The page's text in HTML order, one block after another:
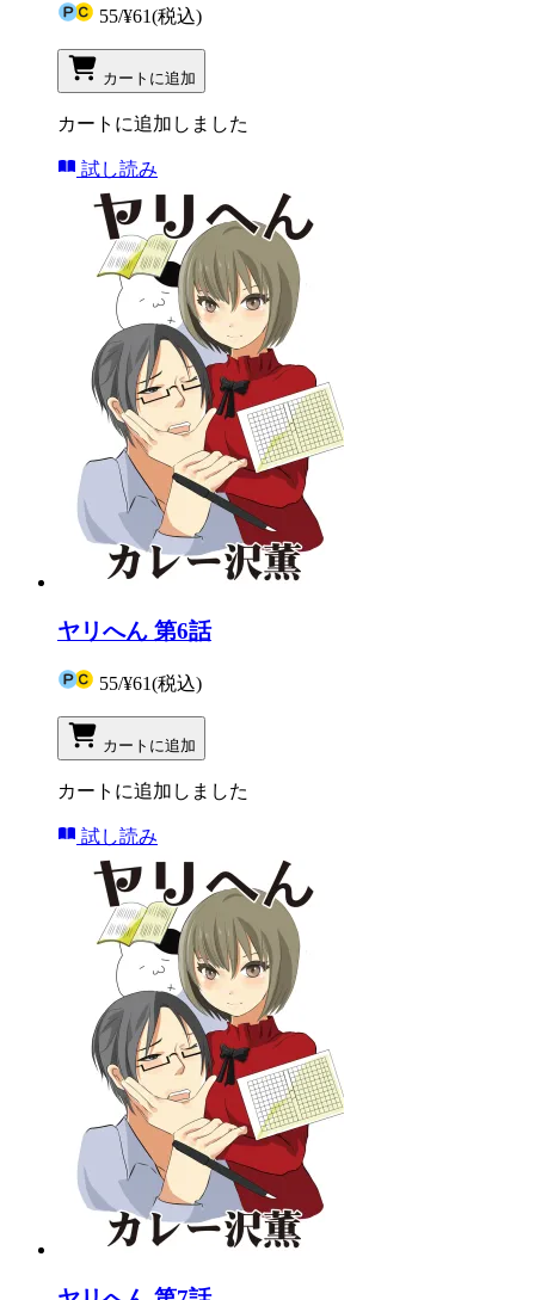
55/¥61(税込)
カートに追加
カートに追加しました
試し読み
ヤリへん 第6話
55/¥61(税込)
カートに追加
カートに追加しました
試し読み